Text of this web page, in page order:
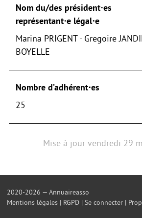
Nom du/des président⋅es
représentant⋅e légal⋅e
Marina PRIGENT - Gregoire
BOYELLE
Nombre d’adhérent⋅es
25
Mise à jour vendredi 29
2020-2026 — Annuaireasso
Mentions légales | RGPD |Se connecter |